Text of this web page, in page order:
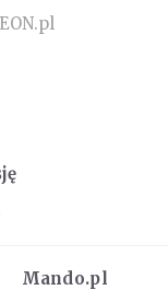
Mando.pl